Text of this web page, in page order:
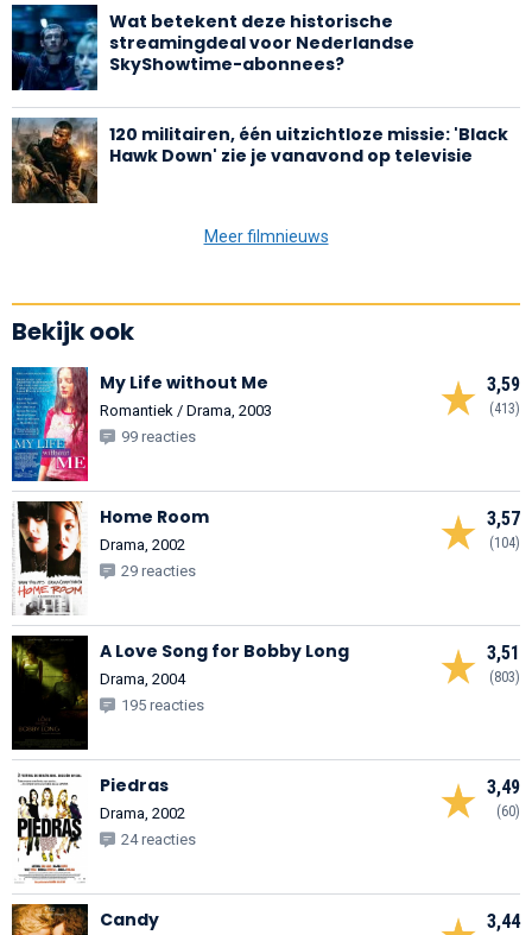
Wat betekent deze historische
streamingdeal voor Nederlandse
SkyShowtime-abonnees?
120 militairen, één uitzichtloze missie: 'Black
Hawk Down' zie je vanavond op televisie
Meer filmnieuws
Bekijk ook
3,59
(413)
My Life without Me
Romantiek / Drama, 2003
99 reacties
3,57
(104)
Home Room
Drama, 2002
29 reacties
3,51
(803)
A Love Song for Bobby Long
Drama, 2004
195 reacties
3,49
(60)
Piedras
Drama, 2002
24 reacties
3,44
Candy